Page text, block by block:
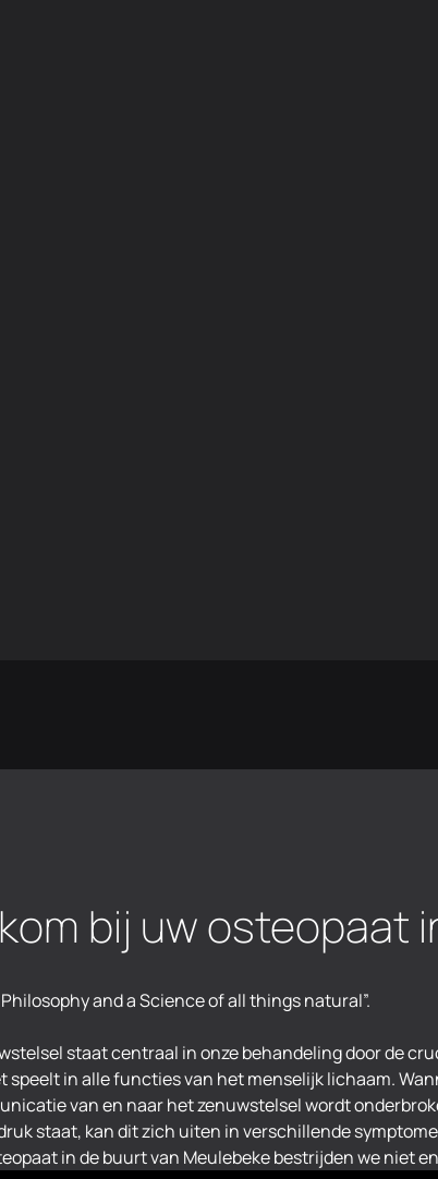
bij uw osteopaat
Philosophy and a Science of all things natural”.
staat centraal in onze behandeling door de
speelt in alle functies van het menselijk lichaam.
van en naar het zenuwstelsel wordt
staat, kan dit zich uiten in verschillende
in de buurt van Meulebeke bestrijden we niet
maar gaan we opzoek naar de oorzaak. Via
kunnen we ervoor zorgen dat het lichaam
functioneert. Maak vandaag nog een afspraak bij